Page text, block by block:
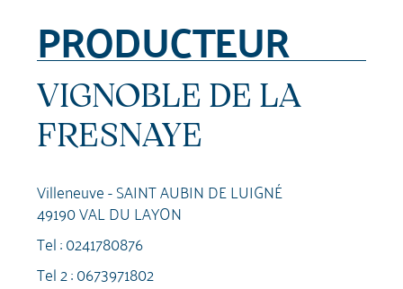
PRODUCTEUR
VIGNOBLE DE LA
FRESNAYE
Villeneuve - SAINT AUBIN DE LUIGNÉ
49190 VAL DU LAYON
Tel :0241780876
Tel 2 :0673971802